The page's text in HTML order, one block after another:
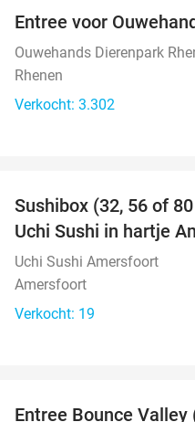
Entree voor
Ouwehands Dierenpark
Rhenen
Verkocht: 3.302
Sushibox (32, 56 of
Uchi Sushi in hartje
Uchi Sushi Amersfoort
Amersfoort
Verkocht: 19
Entree Bounce Valley